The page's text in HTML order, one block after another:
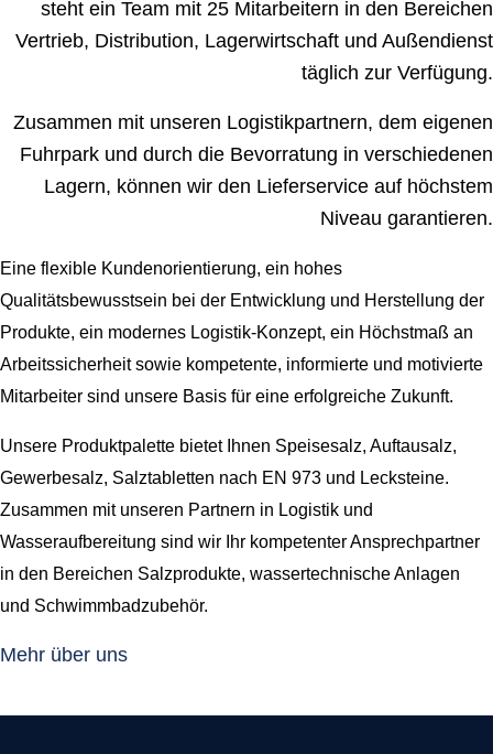
steht ein Team mit 25 Mitarbeitern in den Bereichen
Vertrieb, Distribution, Lagerwirtschaft und Außendienst
täglich zur Verfügung.
Zusammen mit unseren Logistikpartnern, dem eigenen
Fuhrpark und durch die Bevorratung in verschiedenen
Lagern, können wir den Lieferservice auf höchstem
Niveau garantieren.
Eine flexible Kundenorientierung, ein hohes
Qualitätsbewusstsein bei der Entwicklung und Herstellung der
Produkte, ein modernes Logistik-Konzept, ein Höchstmaß an
Arbeitssicherheit sowie kompetente, informierte und motivierte
Mitarbeiter sind unsere Basis für eine erfolgreiche Zukunft.
Unsere Produktpalette bietet Ihnen Speisesalz, Auftausalz,
Gewerbesalz, Salztabletten nach EN 973 und Lecksteine.
Zusammen mit unseren Partnern in Logistik und
Wasseraufbereitung sind wir Ihr kompetenter Ansprechpartner
in den Bereichen Salzprodukte, wassertechnische Anlagen
und Schwimmbadzubehör.
Mehr über uns